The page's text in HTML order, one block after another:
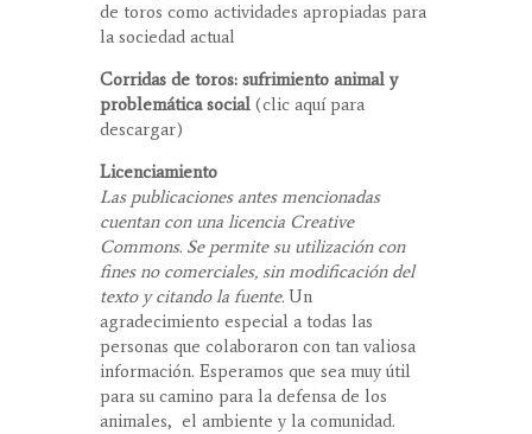
de toros como actividades apropiadas para
la sociedad actual
Corridas de toros: sufrimiento animal y
problemática social (clic aquí para
descargar)
Licenciamiento
Las publicaciones antes mencionadas
cuentan con una licencia Creative
Commons. Se permite su utilización con
fines no comerciales, sin modificación del
texto y citando la fuente. Un
agradecimiento especial a todas las
personas que colaboraron con tan valiosa
información. Esperamos que sea muy útil
para su camino para la defensa de los
animales, el ambiente y la comunidad.